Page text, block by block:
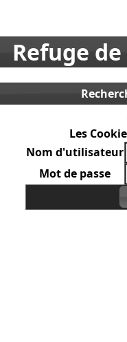
Refuge
Les
Nom d'utilisateur
Mot de passe